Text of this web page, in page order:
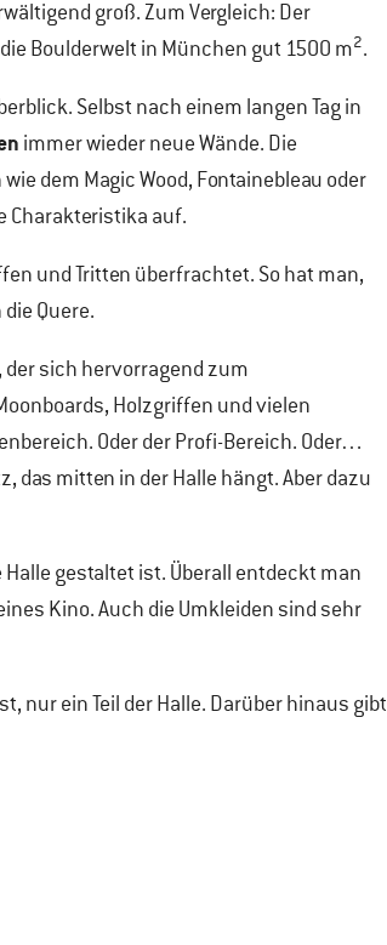
groß. Zum Vergleich: Der
Boulderwelt in München gut 1500 m2.
Selbst nach einem langen Tag in
immer wieder neue Wände. Die
dem Magic Wood, Fontainebleau oder
Charakteristika auf.
und Tritten überfrachtet. So hat man,
Quere.
, der sich hervorragend zum
Holzgriffen und vielen
Oder der Profi-Bereich. Oder…
das mitten in der Halle hängt. Aber dazu
gestaltet ist. Überall entdeckt man
Kino. Auch die Umkleiden sind sehr
nur ein Teil der Halle. Darüber hinaus gibt